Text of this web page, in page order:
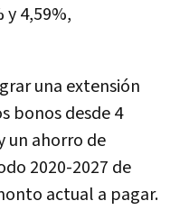
y 4,59%,
una extensión
bonos desde 4
un ahorro de
2020-2027 de
actual a pagar.